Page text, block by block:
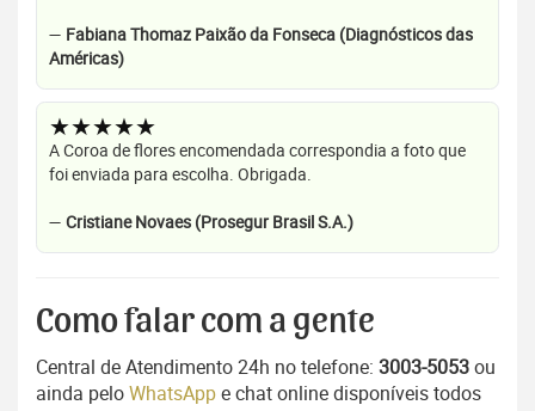
— Fabiana Thomaz Paixão da Fonseca (Diagnósticos das
Américas)
★★★★★
A Coroa de flores encomendada correspondia a foto que
foi enviada para escolha. Obrigada.
— Cristiane Novaes (Prosegur Brasil S.A.)
Como falar com a gente
Central de Atendimento 24h no telefone: 3003-5053ou
ainda peloWhatsAppe chat online disponíveis todos